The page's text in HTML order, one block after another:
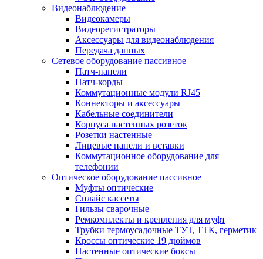
Видеонаблюдение
Видеокамеры
Видеорегистраторы
Аксессуары для видеонаблюдения
Передача данных
Сетевое оборудование пассивное
Патч-панели
Патч-корды
Коммутационные модули RJ45
Коннекторы и аксессуары
Кабельные соединители
Корпуса настенных розеток
Розетки настенные
Лицевые панели и вставки
Коммутационное оборудование для
телефонии
Оптическое оборудование пассивное
Муфты оптические
Сплайс кассеты
Гильзы сварочные
Ремкомплекты и крепления для муфт
Трубки термоусадочные ТУТ, ТТК, герметик
Кроссы оптические 19 дюймов
Настенные оптические боксы